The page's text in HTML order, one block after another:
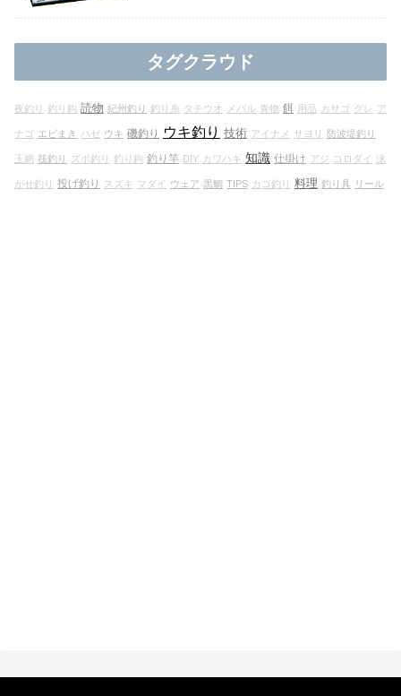
タグクラウド
夜釣り 釣り鈎 読物 紀州釣り 釣り糸 タチウオ メバル 青物 餌 用品 カサゴ グレ ア
ナゴ エビまき ハゼ ウキ 磯釣り ウキ釣り 技術 アイナメ サヨリ 防波堤釣り
玉網 筏釣り ズボ釣り 釣り鉤 釣り竿 DIY カワハギ 知識 仕掛け アジ コロダイ 泳
がせ釣り 投げ釣り スズキ マダイ ウェア 黒鯛 TIPS カゴ釣り 料理 釣り具 リール